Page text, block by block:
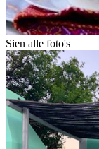
Sien alle foto's